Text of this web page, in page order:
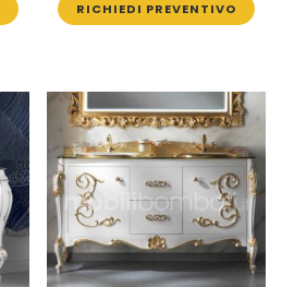
RICHIEDI PREVENTIVO